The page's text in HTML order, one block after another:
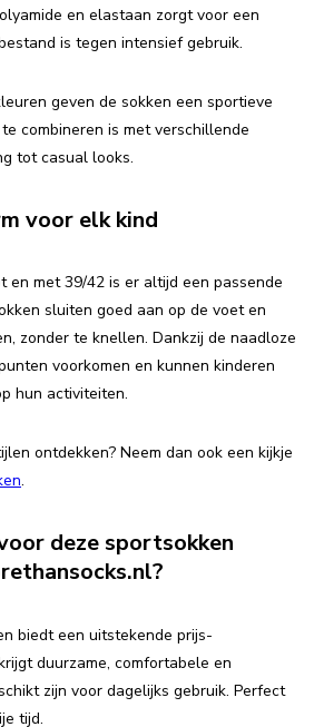
en elastaan zorgt voor een
is tegen intensief gebruik.
geven de sokken een sportieve
combineren is met verschillende
tot casual looks.
voor elk kind
en met 39/42 is er altijd een passende
sluiten goed aan op de voet en
zonder te knellen. Dankzij de naadloze
voorkomen en kunnen kinderen
hun activiteiten.
ontdekken? Neem dan ook een kijkje
.
deze sportsokken
biedt een uitstekende prijs-
duurzame, comfortabele en
zijn voor dagelijks gebruik. Perfect
tijd.